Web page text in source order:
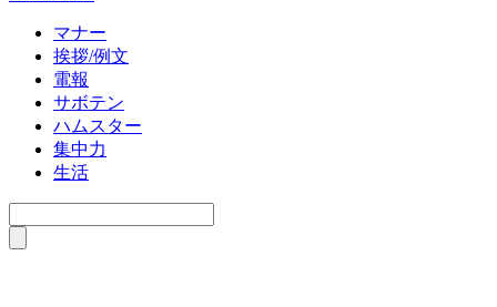
マナー
挨拶/例文
電報
サボテン
ハムスター
集中力
生活